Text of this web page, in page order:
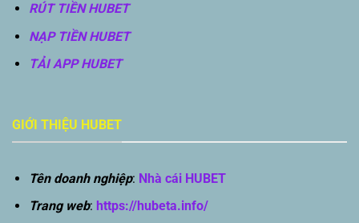
RÚT TIỀN HUBET
NẠP TIỀN HUBET
TẢI APP HUBET
GIỚI THIỆU HUBET
Tên doanh nghiệp: Nhà cái HUBET
Trang web: https://hubeta.info/